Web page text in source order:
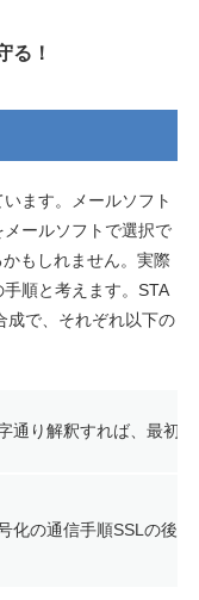
る！
ます。メールソフト
ールソフトで選択で
もしれません。実際
順と考えます。STA
成で、それぞれ以下の
通り解釈すれば、最初
化の通信手順SSLの後